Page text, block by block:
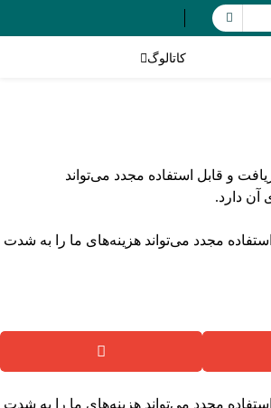
کاتالوگ
مجدد می‌تواند هزینه‌های ما را به شدت
مجدد می‌تواند هزینه‌های ما را به شدت